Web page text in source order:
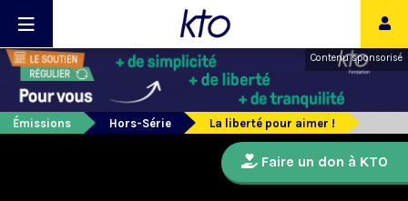
Contenu sponsorisé
Émissions Hors-Série La liberté pour aimer !
Faire un don à KTO